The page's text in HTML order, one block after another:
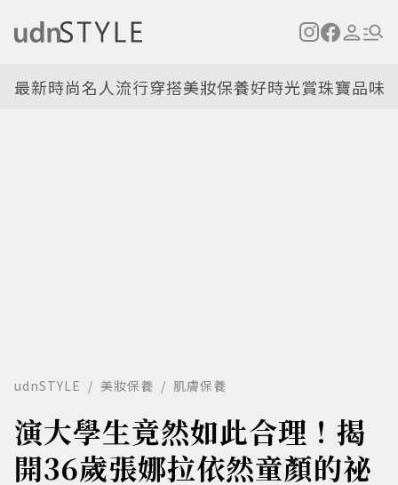
最新時尚名人流行穿搭美妝保養好時光賞珠寶品味
udnSTYLE 美妝保養 肌膚保養
演大學生竟然如此合理！揭
開36歲張娜拉依然童顏的祕